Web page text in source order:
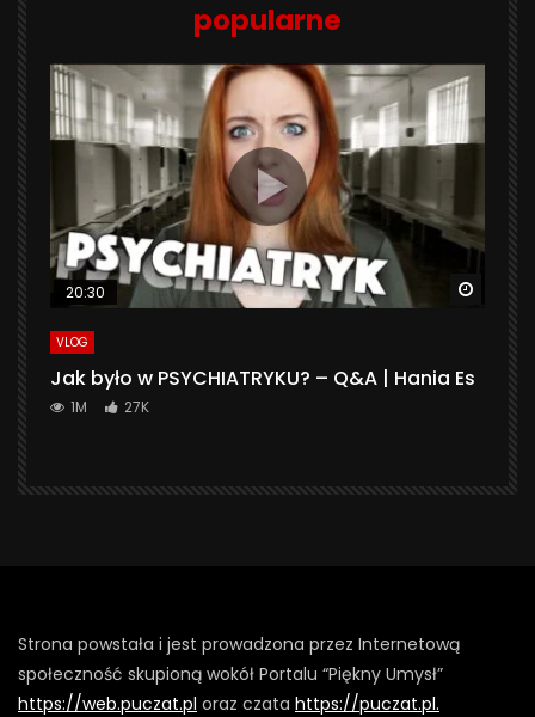
popularne
20:30
VLOG
Jak było w PSYCHIATRYKU? – Q&A | Hania Es
1M 27K
Strona powstała i jest prowadzona przez Internetową
społeczność skupioną wokół Portalu “Piękny Umysł”
https://web.puczat.pl oraz czata https://puczat.pl.